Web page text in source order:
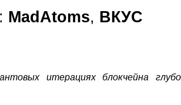
MadAtoms, ВКУС
итерациях блокчейна